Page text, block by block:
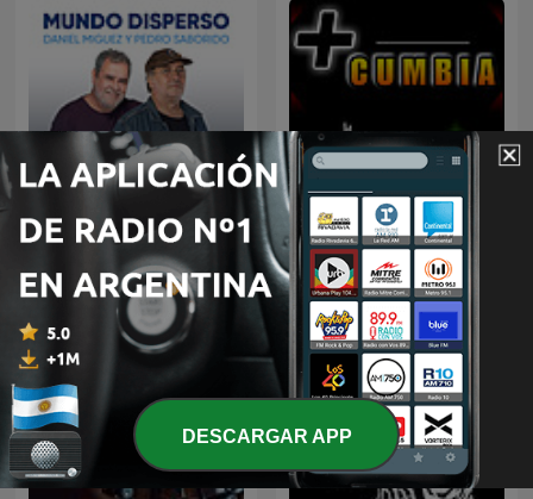
Mundo Disperso Más Cumbia
DESCARGAR APP